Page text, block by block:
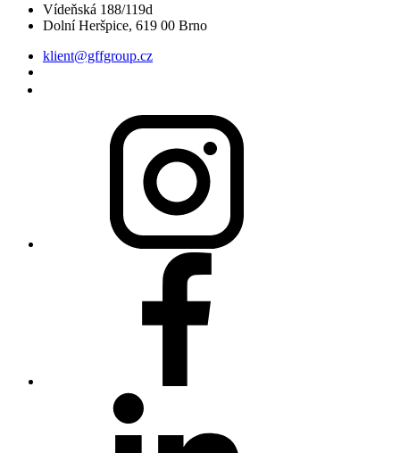
Vídeňská 188/119d
Dolní Heršpice, 619 00 Brno
klient@gffgroup.cz